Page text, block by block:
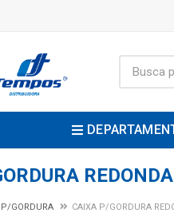
REDONDA
P/GORDURA CAIXA P/GORDURA